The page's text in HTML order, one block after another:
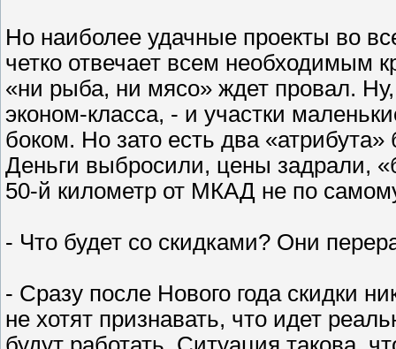
Но наиболее удачные проекты во
четко отвечает всем необходимым
«ни рыба, ни мясо» ждет провал.
эконом-класса, - и участки
боком. Но зато есть два
Деньги выбросили, цены задрали,
50-й километр от МКАД не по
- Что будет со скидками? Они
- Сразу после Нового года скидки
не хотят признавать, что идет